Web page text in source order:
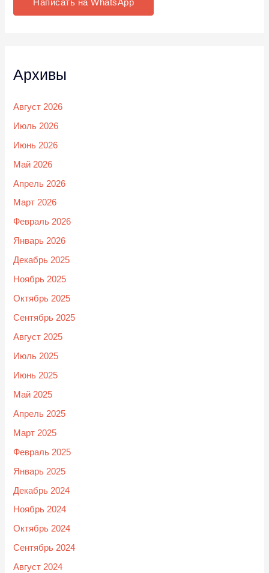
Написать на WhatsApp
Архивы
Август 2026
Июль 2026
Июнь 2026
Май 2026
Апрель 2026
Март 2026
Февраль 2026
Январь 2026
Декабрь 2025
Ноябрь 2025
Октябрь 2025
Сентябрь 2025
Август 2025
Июль 2025
Июнь 2025
Май 2025
Апрель 2025
Март 2025
Февраль 2025
Январь 2025
Декабрь 2024
Ноябрь 2024
Октябрь 2024
Сентябрь 2024
Август 2024